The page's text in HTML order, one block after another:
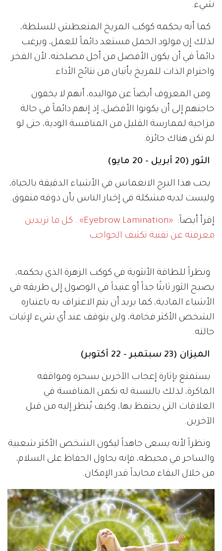
شيء.
كما أنه يحكمه كوكب المريخ المتعطش للسلطة،
لذلك إن مولود الحمل مستعد دائماً للعمل، ويرغب
دائماً في أن يكون الأفضل من أجل مصلحته، لأن الفخر
واحترام الذات للمريخ يأتيان من نتائج الأداء.
ومن المعروف أيضاً عن مواليده، أنهم لا يخفون
حاجتهم إلى أن يكونوا الأفضل، إذ إنهم دائماً في حالة
مزاجية لممارسة القليل من المنافسة الودية، حتى لو
لم تكن هناك جائزة.
الثور (20 أبريل - 20 مايو)
يحب هذا البرج الانغماس في الأشياء الدقيقة بالحياة،
وليست لديه مشكلة في إخبار الناس بأن ذوقه متفوق.
إقرأ أيضاً:
«Eyebrow Lamination».. كل ما تريدين
معرفته عن تقنية تكثيف الحواجب
ونظراً للطاقة الأنثوية في كوكب الزهرة الذي يحكمه،
يصبح الثور ثابتًا جداً أو عنيداً في الوصول إلى طريقه في
الأشياء المادية، كما يريد أن يتم الاعتراف به باعتباره
الشخص الأكثر فخامة، ولن يتوقف عند أي شيء لإثبات
حالته.
الميزان (23 سبتمبر - 22 أكتوبر)
يستمتع بإثارة إعجاب الآخرين بسحره ومواقفه
الماكرة، لذلك بالنسبة له تكمن المنافسة في
العلاقات التي يحتفظ بها، وكيف يُنظر إليه من قبل
الآخرين.
ونظراً لأنه يسعى جاهداً ليكون الشخص الأكثر شعبية
والساحر في محيطه، فإنه يحاول الحفاظ على السلام،
من خلال البقاء محايداً قدر الإمكان.